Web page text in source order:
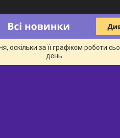
за її графіком роботи
день.